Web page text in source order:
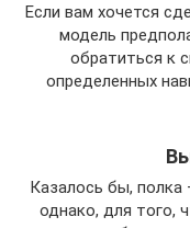
Если вам хочется
модель
обратиться к
определенных
Казалось бы, полка
однако, для того,